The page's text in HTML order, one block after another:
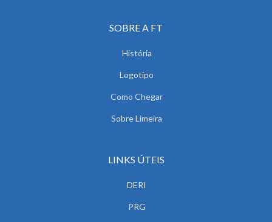
SOBRE A FT
História
Logotipo
Como Chegar
Sobre Limeira
LINKS ÚTEIS
DERI
PRG